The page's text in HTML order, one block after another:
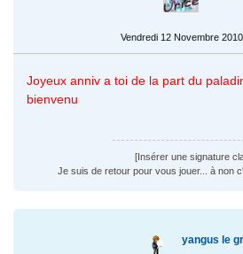
Vendredi 12 Novembre
Joyeux anniv a toi de la part du
bienvenu
[Insérer une signature
Je suis de retour pour vous jouer... à non
yangus le